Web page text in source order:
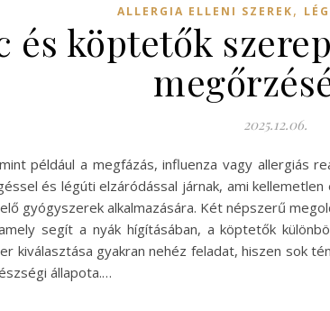
ALLERGIA ELLENI SZEREK,
és köptetők
2025.12.06.
például a megfázás, influenza vagy allergiás
és légúti elzáródással járnak, ami
gyógyszerek alkalmazására. Két népszerű
segít a nyák hígításában, a köptetők
kiválasztása gyakran nehéz feladat, hiszen sok
állapota.…